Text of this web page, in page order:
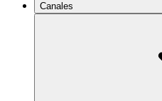
Canales